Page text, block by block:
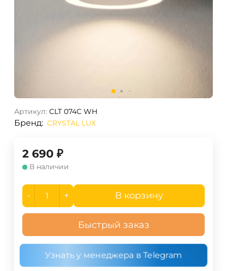
Артикул: CLT 074C WH
Бренд: CRYSTAL LUX
2 690 ₽
В наличии
- + В корзину
Быстрый заказ
Узнать у менеджера в Telegram